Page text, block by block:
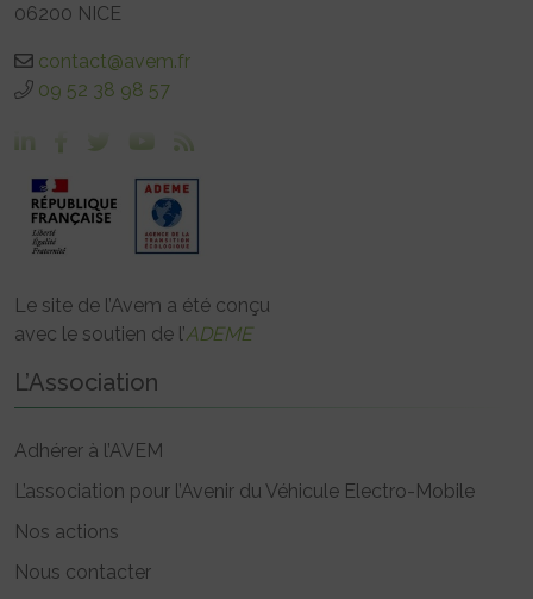
06200 NICE
contact@avem.fr
09 52 38 98 57
Le site de l’Avem a été conçu
avec le soutien de l’ADEME
L’Association
Adhérer à l’AVEM
L’association pour l’Avenir du Véhicule Electro-Mobile
Nos actions
Nous contacter